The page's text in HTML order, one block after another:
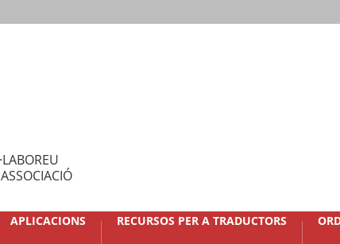
APLICACIONS RECURSOS PER A TRADUCTORS